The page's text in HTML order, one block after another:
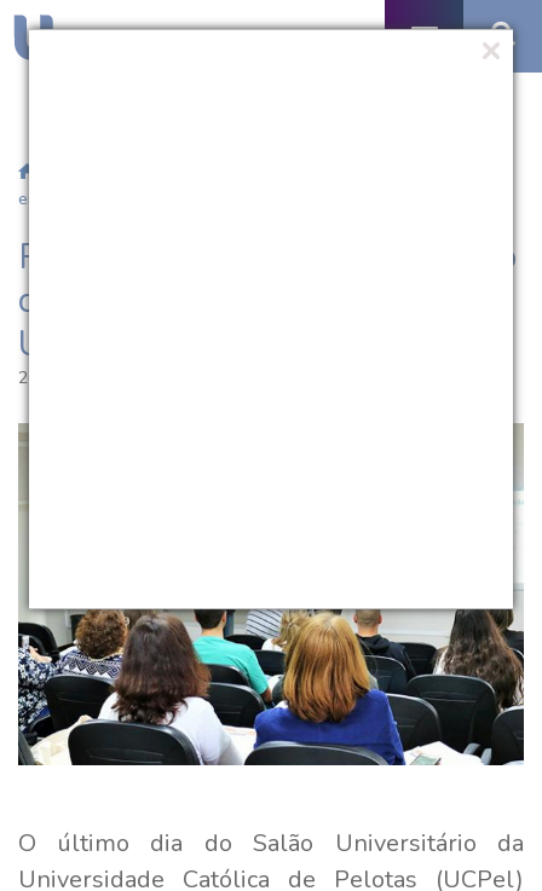
encerram Salão Universitário da UCPel
Roda da Extensão e premiação
de trabalhos encerram Salão
Universitário da UCPel
26.10.2018 | 20:01
O último dia do Salão Universitário da
Universidade Católica de Pelotas (UCPel)